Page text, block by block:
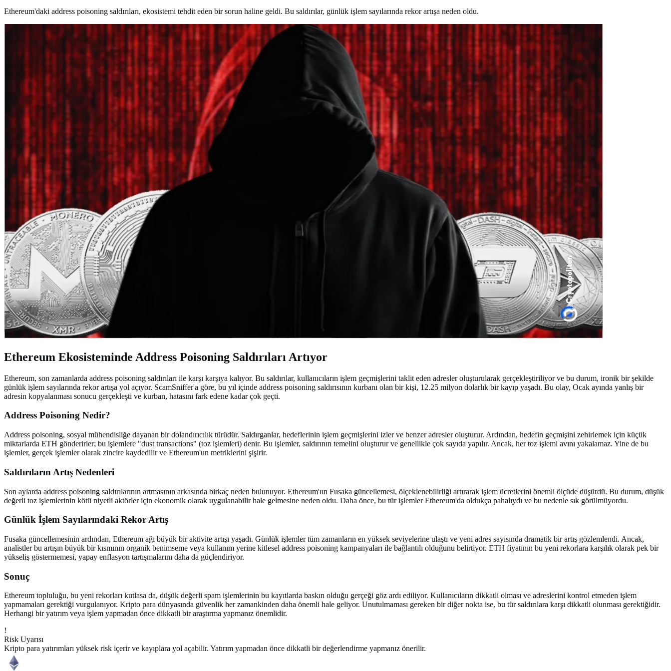
Ethereum'daki address poisoning saldırıları, ekosistemi tehdit eden bir sorun haline geldi. Bu saldırılar, günlük işlem sayılarında rekor artışa neden oldu.
Ethereum Ekosisteminde Address Poisoning Saldırıları Artıyor
Ethereum, son zamanlarda address poisoning saldırıları ile karşı karşıya kalıyor. Bu saldırılar, kullanıcıların işlem geçmişlerini taklit eden adresler oluşturularak gerçekleştiriliyor ve bu durum, ironik bir şekilde
günlük işlem sayılarında rekor artışa yol açıyor. ScamSniffer'a göre, bu yıl içinde address poisoning saldırısının kurbanı olan bir kişi, 12.25 milyon dolarlık bir kayıp yaşadı. Bu olay, Ocak ayında yanlış bir
adresin kopyalanması sonucu gerçekleşti ve kurban, hatasını fark edene kadar çok geçti.
Address Poisoning Nedir?
Address poisoning, sosyal mühendisliğe dayanan bir dolandırıcılık türüdür. Saldırganlar, hedeflerinin işlem geçmişlerini izler ve benzer adresler oluşturur. Ardından, hedefin geçmişini zehirlemek için küçük
miktarlarda ETH gönderirler; bu işlemlere "dust transactions" (toz işlemleri) denir. Bu işlemler, saldırının temelini oluşturur ve genellikle çok sayıda yapılır. Ancak, her toz işlemi avını yakalamaz. Yine de bu
işlemler, gerçek işlemler olarak zincire kaydedilir ve Ethereum'un metriklerini şişirir.
Saldırıların Artış Nedenleri
Son aylarda address poisoning saldırılarının artmasının arkasında birkaç neden bulunuyor. Ethereum'un Fusaka güncellemesi, ölçeklenebilirliği artırarak işlem ücretlerini önemli ölçüde düşürdü. Bu durum, düşük
değerli toz işlemlerinin kötü niyetli aktörler için ekonomik olarak uygulanabilir hale gelmesine neden oldu. Daha önce, bu tür işlemler Ethereum'da oldukça pahalıydı ve bu nedenle sık görülmüyordu.
Günlük İşlem Sayılarındaki Rekor Artış
Fusaka güncellemesinin ardından, Ethereum ağı büyük bir aktivite artışı yaşadı. Günlük işlemler tüm zamanların en yüksek seviyelerine ulaştı ve yeni adres sayısında dramatik bir artış gözlemlendi. Ancak,
analistler bu artışın büyük bir kısmının organik benimseme veya kullanım yerine kitlesel address poisoning kampanyaları ile bağlantılı olduğunu belirtiyor. ETH fiyatının bu yeni rekorlara karşılık olarak pek bir
yükseliş göstermemesi, yapay enflasyon tartışmalarını daha da güçlendiriyor.
Sonuç
Ethereum topluluğu, bu yeni rekorları kutlasa da, düşük değerli spam işlemlerinin bu kayıtlarda baskın olduğu gerçeği göz ardı ediliyor. Kullanıcıların dikkatli olması ve adreslerini kontrol etmeden işlem
yapmamaları gerektiği vurgulanıyor. Kripto para dünyasında güvenlik her zamankinden daha önemli hale geliyor. Unutulmaması gereken bir diğer nokta ise, bu tür saldırılara karşı dikkatli olunması gerektiğidir.
Herhangi bir yatırım veya işlem yapmadan önce dikkatli bir araştırma yapmanız önemlidir.
!
Risk Uyarısı
Kripto para yatırımları yüksek risk içerir ve kayıplara yol açabilir. Yatırım yapmadan önce dikkatli bir değerlendirme yapmanız önerilir.